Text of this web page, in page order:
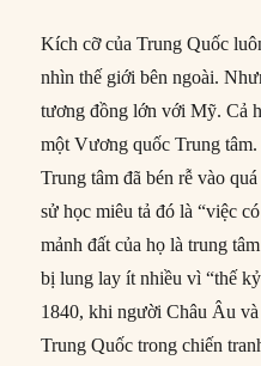
Kích cỡ của Trung Quốc
nhìn thế giới bên ngoài.
tương đồng lớn với Mỹ. Cả
một Vương quốc Trung
Trung tâm đã bén rễ vào
sử học miêu tả đó là “việc
mảnh đất của họ là trung
bị lung lay ít nhiều vì “thế
1840, khi người Châu Âu
Trung Quốc trong chiến